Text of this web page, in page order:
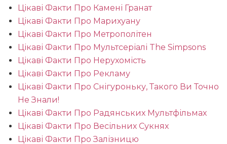
Цікаві Факти Про Камені Гранат
Цікаві Факти Про Марихуану
Цікаві Факти Про Метрополітен
Цікаві Факти Про Мультсеріалі The Simpsons
Цікаві Факти Про Нерухомість
Цікаві Факти Про Рекламу
Цікаві Факти Про Снігуроньку, Такого Ви Точно
Не Знали!
Цікаві Факти Про Радянських Мультфільмах
Цікаві Факти Про Весільних Сукнях
Цікаві Факти Про Залізницю